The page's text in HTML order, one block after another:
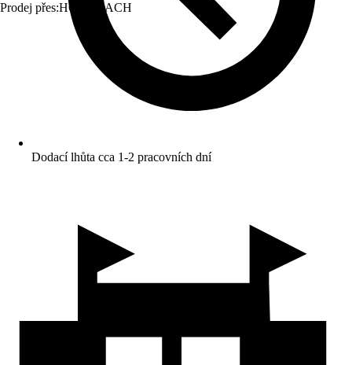
Prodej přes:HORNBACH
Dodací lhůta cca 1-2 pracovních dní